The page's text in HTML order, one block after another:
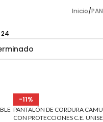
Inicio/
24
-11%
PANTALÓN DE CORDURA
CON PROTECCIONES C.E.